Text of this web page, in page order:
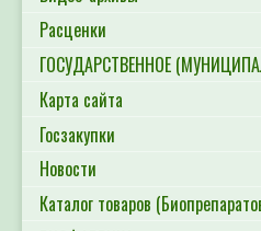
Расценки
ГОСУДАРСТВЕННОЕ
Карта сайта
Госзакупки
Новости
Каталог товаров